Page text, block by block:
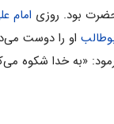
بود. روزی امام
او را دوست
«به خدا شکوه